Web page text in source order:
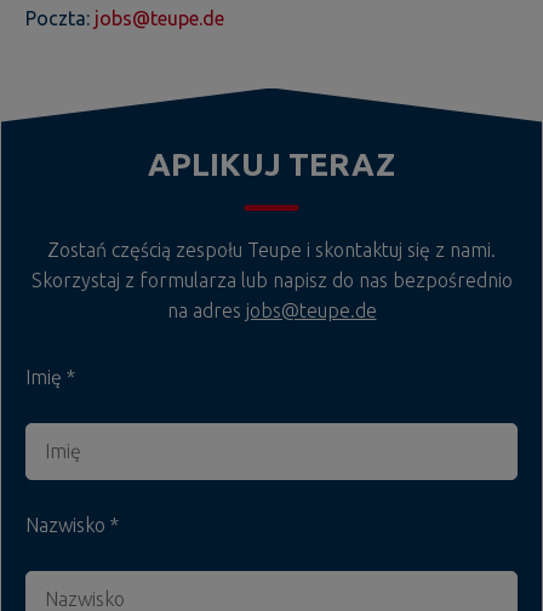
Poczta: jobs@teupe.de
APLIKUJ TERAZ
Zostań częścią zespołu Teupe i skontaktuj się z nami.
Skorzystaj z formularza lub napisz do nas bezpośrednio
na adres jobs@teupe.de
Imię
Nazwisko